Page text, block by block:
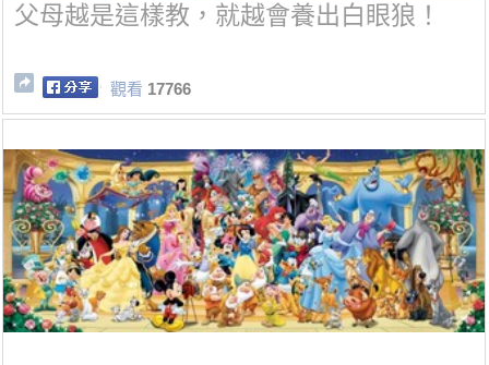
父母越是這樣教，就越會養出白眼狼！
觀看 17766